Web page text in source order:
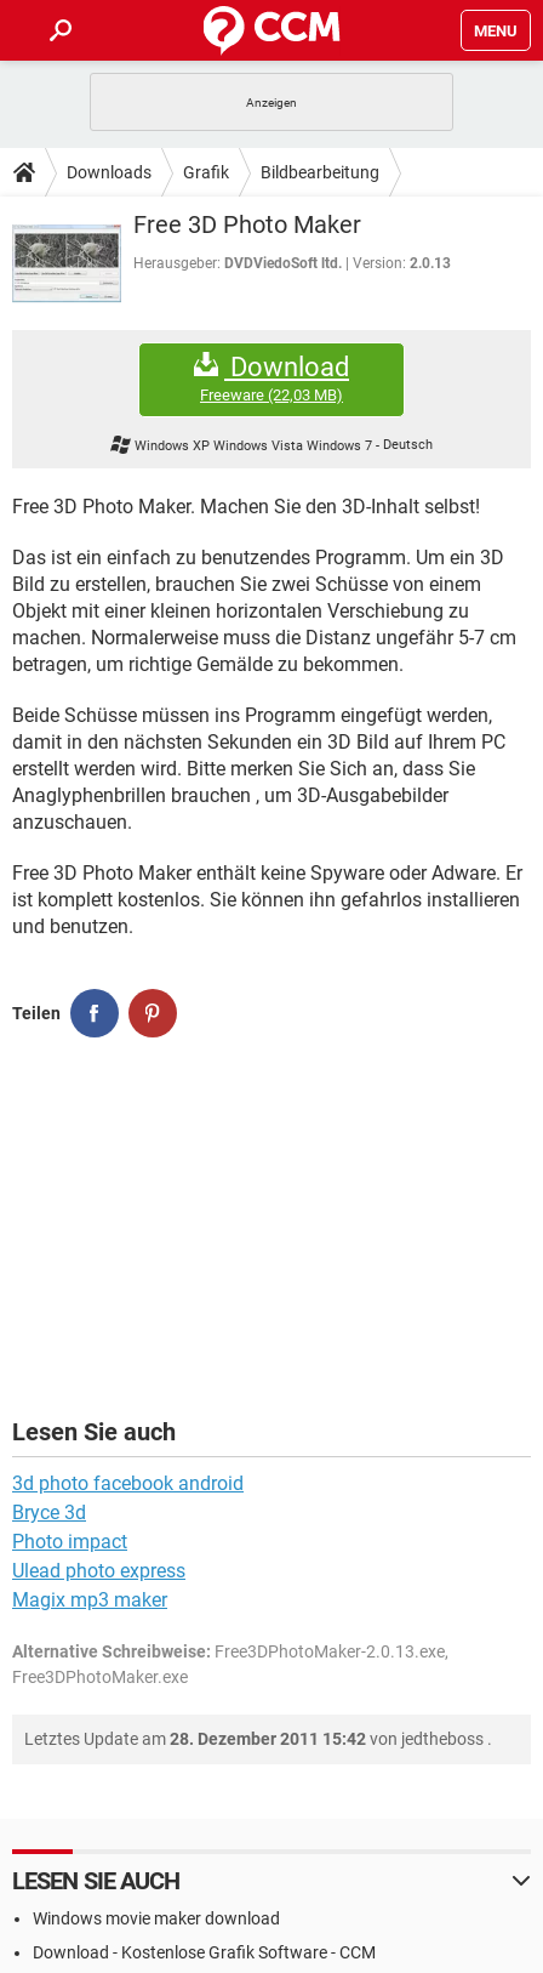
MENU
ANDROID IOS
WINDOWS 10 INSTAGRAM
WHATSAPP TIKTOK
FACEBOOK
TIPPS & TRICKS
SPIELE
ANDROID
WINDOWS 10
HARDWARE
SPIELE STREAMING
ANDROID
INSTAGRAM
TIKTOK
FORUM
IOS
INSTAGRAM
TIKTOK
STREAMING
WHATSAPP TIKTOK
FACEBOOK HARDWARE
Downloads Grafik Bildbearbeitung
Free 3D Photo Maker
Herausgeber: DVDViedoSoft ltd. Version: 2.0.13
Download
Freeware (22,03 MB)
Windows XP Windows Vista Windows 7- Deutsch
Free 3D Photo Maker. Machen Sie den 3D-Inhalt selbst!
Das ist ein einfach zu benutzendes Programm. Um ein 3D
Bild zu erstellen, brauchen Sie zwei Schüsse von einem
Objekt mit einer kleinen horizontalen Verschiebung zu
machen. Normalerweise muss die Distanz ungefähr 5-7 cm
betragen, um richtige Gemälde zu bekommen.
Beide Schüsse müssen ins Programm eingefügt werden,
damit in den nächsten Sekunden ein 3D Bild auf Ihrem PC
erstellt werden wird. Bitte merken Sie Sich an, dass Sie
Anaglyphenbrillen brauchen , um 3D-Ausgabebilder
anzuschauen.
Free 3D Photo Maker enthält keine Spyware oder Adware. Er
ist komplett kostenlos. Sie können ihn gefahrlos installieren
und benutzen.
Teilen
Lesen Sie auch
3d photo facebook android
Bryce 3d
Photo impact
Ulead photo express
Magix mp3 maker
Alternative Schreibweise: Free3DPhotoMaker-2.0.13.exe,
Free3DPhotoMaker.exe
Letztes Update am28. Dezember 2011 15:42von jedtheboss .
LESEN SIE AUCH
Windows movie maker download
Download - Kostenlose Grafik Software - CCM